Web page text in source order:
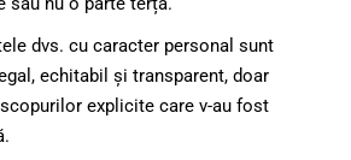
dvs. cu caracter personal sunt
echitabil și transparent, doar
explicite care v-au fost